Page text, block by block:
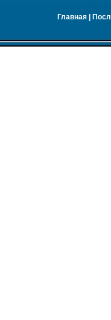
Главная|